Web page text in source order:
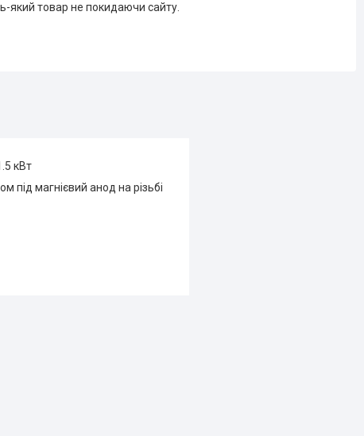
який товар не покидаючи сайту.
кВт
під магнієвий анод на різьбі